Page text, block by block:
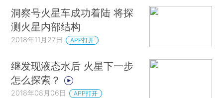
洞察号火星车成功着陆 将探
测火星内部结构
2018年11月27日 APP打开
继发现液态水后 火星下一步
怎么探索？
2018年08月06日 APP打开